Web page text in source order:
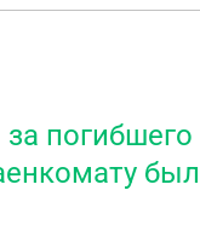
погибшего